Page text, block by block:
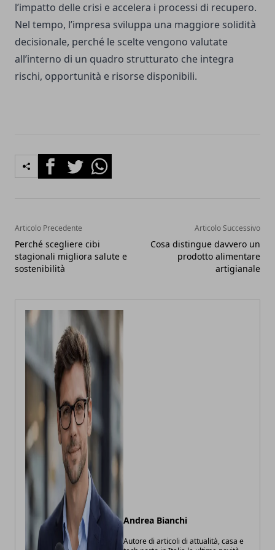
l’impatto delle crisi e accelera i processi di recupero.
Nel tempo, l’impresa sviluppa una maggiore solidità
decisionale, perché le scelte vengono valutate
all’interno di un quadro strutturato che integra
rischi, opportunità e risorse disponibili.
FacebookTwitterWhatsapp
Articolo Precedente
Perché scegliere cibi
stagionali migliora salute e
sostenibilità
Articolo Successivo
Cosa distingue davvero un
prodotto alimentare
artigianale
Andrea Bianchi
Autore di articoli di attualità, casa e